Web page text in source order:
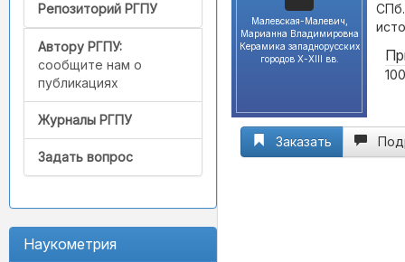
Репозиторий РГПУ
Автору РГПУ:
сообщите нам о
публикациях
Журналы РГПУ
Задать вопрос
Наукометрия
Малевская-Малевич,
Марианна Владимировна
Керамика западнорусских
городов X-XIII вв.
Заказать